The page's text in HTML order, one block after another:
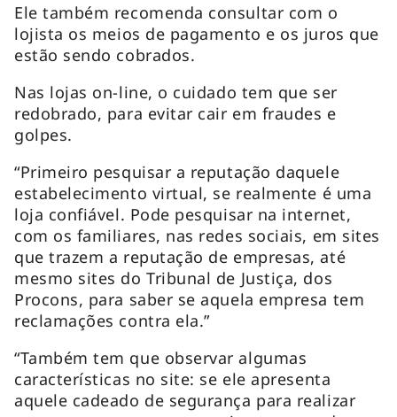
Ele também recomenda consultar com o
lojista os meios de pagamento e os juros que
estão sendo cobrados.
Nas lojas on-line, o cuidado tem que ser
redobrado, para evitar cair em fraudes e
golpes.
“Primeiro pesquisar a reputação daquele
estabelecimento virtual, se realmente é uma
loja confiável. Pode pesquisar na internet,
com os familiares, nas redes sociais, em sites
que trazem a reputação de empresas, até
mesmo sites do Tribunal de Justiça, dos
Procons, para saber se aquela empresa tem
reclamações contra ela.”
“Também tem que observar algumas
características no site: se ele apresenta
aquele cadeado de segurança para realizar